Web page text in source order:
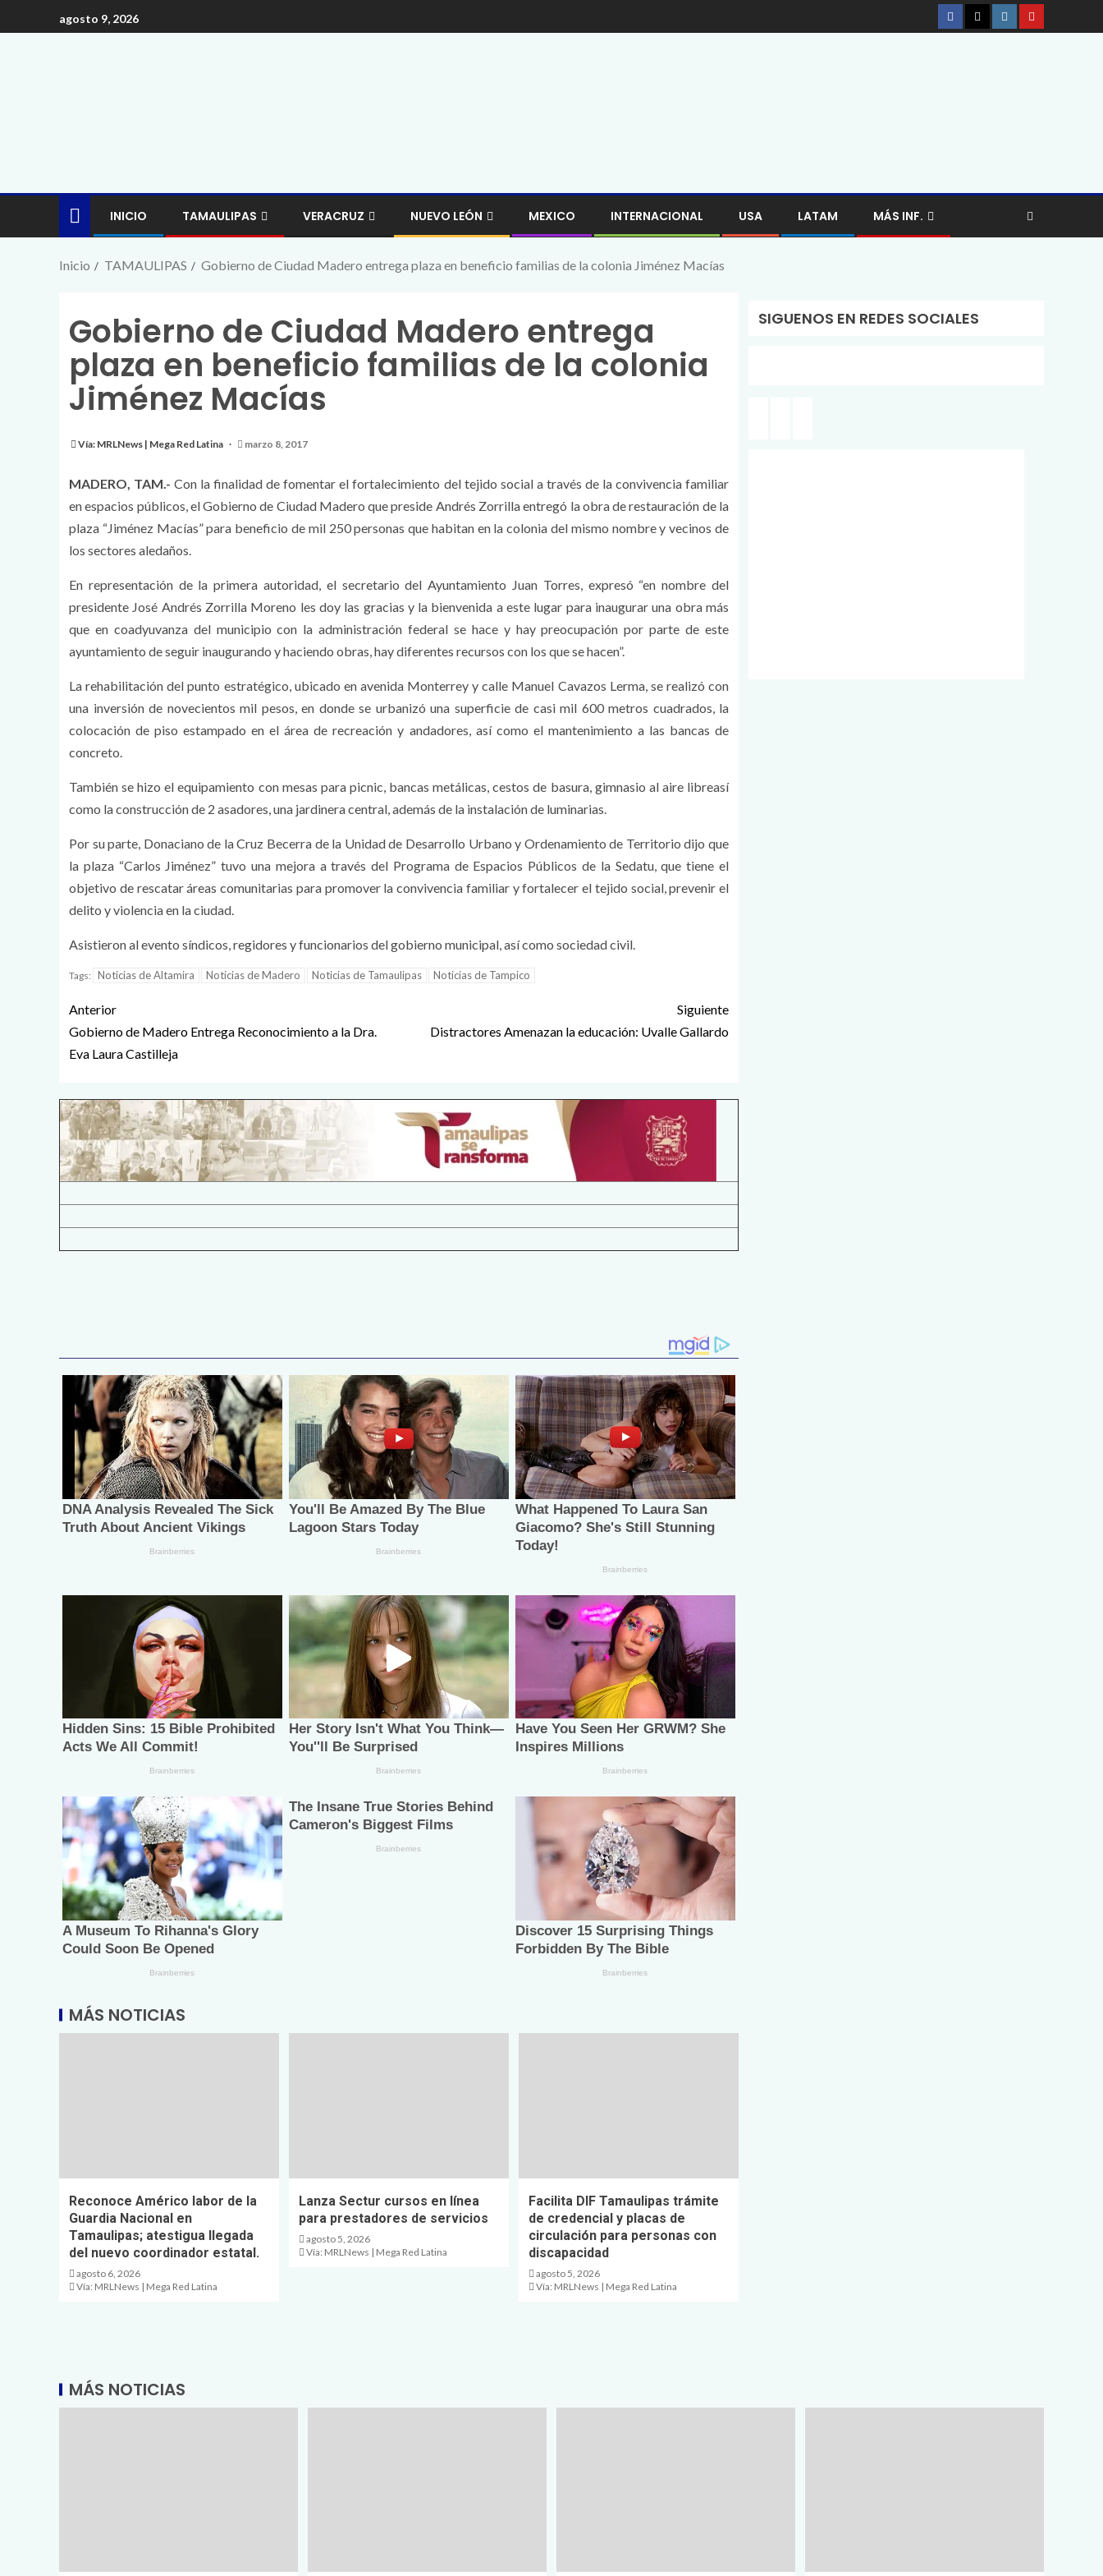
agosto 9, 2026
INICIO TAMAULIPAS VERACRUZ NUEVO LEÓN MEXICO INTERNACIONAL USA LATAM MÁS INF.
Inicio TAMAULIPAS Gobierno de Ciudad Madero entrega plaza en beneficio familias de la colonia Jiménez Macías
Gobierno de Ciudad Madero entrega
plaza en beneficio familias de la colonia
Jiménez Macías
Vía: MRLNews | Mega Red Latina marzo 8, 2017
MADERO, TAM.-Con la finalidad de fomentar el fortalecimiento del tejido social a través de la convivencia familiar
en espacios públicos, el Gobierno de Ciudad Madero que preside Andrés Zorrilla entregó la obra de restauración de la
plaza “Jiménez Macías” para beneficio de mil 250 personas que habitan en la colonia del mismo nombre y vecinos de
los sectores aledaños.
En representación de la primera autoridad, el secretario del Ayuntamiento Juan Torres, expresó “en nombre del
presidente José Andrés Zorrilla Moreno les doy las gracias y la bienvenida a este lugar para inaugurar una obra más
que en coadyuvanza del municipio con la administración federal se hace y hay preocupación por parte de este
ayuntamiento de seguir inaugurando y haciendo obras, hay diferentes recursos con los que se hacen”.
La rehabilitación del punto estratégico, ubicado en avenida Monterrey y calle Manuel Cavazos Lerma, se realizó con
una inversión de novecientos mil pesos, en donde se urbanizó una superficie de casi mil 600 metros cuadrados, la
colocación de piso estampado en el área de recreación y andadores, así como el mantenimiento a las bancas de
concreto.
También se hizo el equipamiento con mesas para picnic, bancas metálicas, cestos de basura, gimnasio al aire libreasí
como la construcción de 2 asadores, una jardinera central, además de la instalación de luminarias.
Por su parte, Donaciano de la Cruz Becerra de la Unidad de Desarrollo Urbano y Ordenamiento de Territorio dijo que
la plaza “Carlos Jiménez” tuvo una mejora a través del Programa de Espacios Públicos de la Sedatu, que tiene el
objetivo de rescatar áreas comunitarias para promover la convivencia familiar y fortalecer el tejido social, prevenir el
delito y violencia en la ciudad.
Asistieron al evento síndicos, regidores y funcionarios del gobierno municipal, así como sociedad civil.
Tags: Noticias de Altamira Noticias de Madero Noticias de Tamaulipas Noticias de Tampico
Anterior
Gobierno de Madero Entrega Reconocimiento a la Dra.
Eva Laura Castilleja
Siguiente
Distractores Amenazan la educación: Uvalle Gallardo
MÁS NOTICIAS
Reconoce Américo labor de la
Guardia Nacional en
Tamaulipas; atestigua llegada
del nuevo coordinador estatal.
agosto 6, 2026
Vía: MRLNews | Mega Red Latina
Lanza Sectur cursos en línea
para prestadores de servicios
agosto 5, 2026
Vía: MRLNews | Mega Red Latina
Facilita DIF Tamaulipas trámite
de credencial y placas de
circulación para personas con
discapacidad
agosto 5, 2026
Vía: MRLNews | Mega Red Latina
SIGUENOS EN REDES SOCIALES
MÁS NOTICIAS